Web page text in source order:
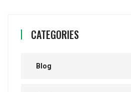
CATEGORIES
Blog